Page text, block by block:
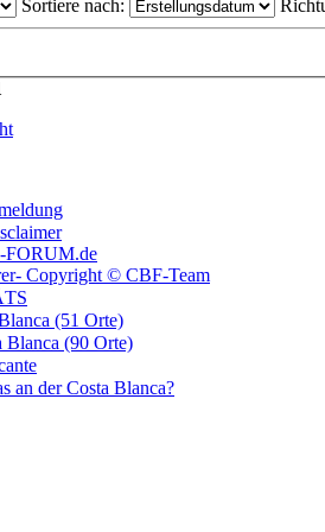
Sortiere nach:
Copyright © CBF-Team
(51 Orte)
(90 Orte)
der Costa Blanca?